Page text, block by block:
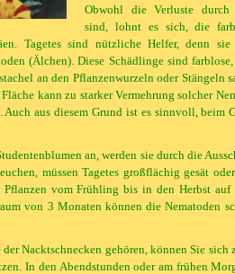
Obwohl die Verluste durch
sind, lohnt es sich, die
Tagetes sind nützliche Helfer, denn
(Älchen). Diese Schädlinge sind
an den Pflanzenwurzeln oder Stängeln
kann zu starker Vermehrung solcher
aus diesem Grund ist es sinnvoll, beim
an, werden sie durch die
müssen Tagetes großflächig gesät
vom Frühling bis in den Herbst auf
von 3 Monaten können die Nematoden
Nacktschnecken gehören, können Sie sich
In den Abendstunden oder am frühen